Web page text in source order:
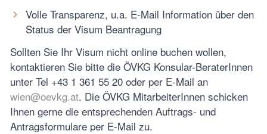
Volle Transparenz, u.a. E-Mail Information über den
Status der Visum Beantragung
Sollten Sie Ihr Visum nicht online buchen wollen,
kontaktieren Sie bitte die ÖVKG Konsular-BeraterInnen
unter Tel +43 1 361 55 20 oder per E-Mail an
wien@oevkg.at. Die ÖVKG MitarbeiterInnen schicken
Ihnen gerne die entsprechenden Auftrags- und
Antragsformulare per E-Mail zu.